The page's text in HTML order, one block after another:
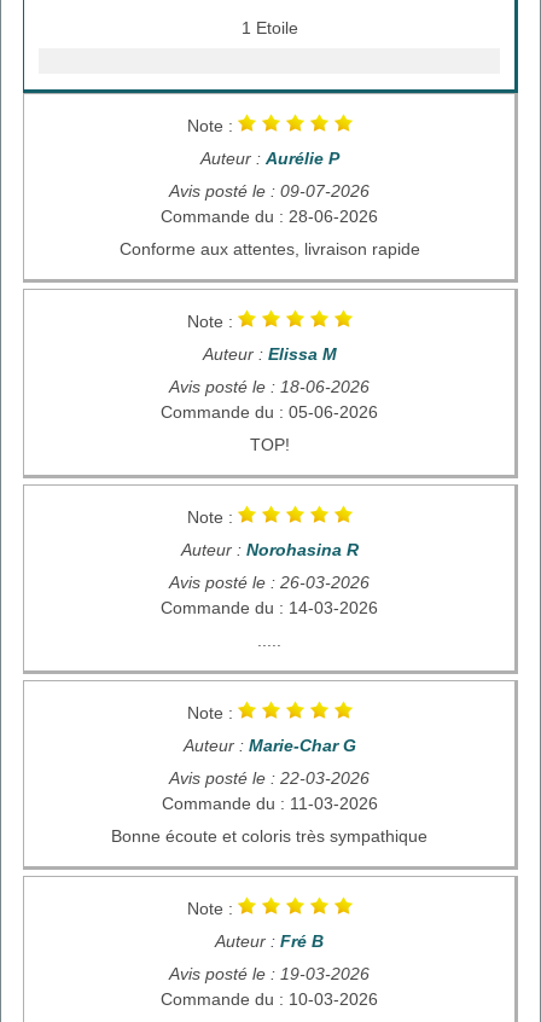
1 Etoile
Note :
Auteur : Aurélie P
Avis posté le : 09-07-2026
Commande du : 28-06-2026
Conforme aux attentes, livraison rapide
Note :
Auteur : Elissa M
Avis posté le : 18-06-2026
Commande du : 05-06-2026
TOP!
Note :
Auteur : Norohasina R
Avis posté le : 26-03-2026
Commande du : 14-03-2026
Note :
Auteur : Marie-Char G
Avis posté le : 22-03-2026
Commande du : 11-03-2026
Bonne écoute et coloris très sympathique
Note :
Auteur : Fré B
Avis posté le : 19-03-2026
Commande du : 10-03-2026